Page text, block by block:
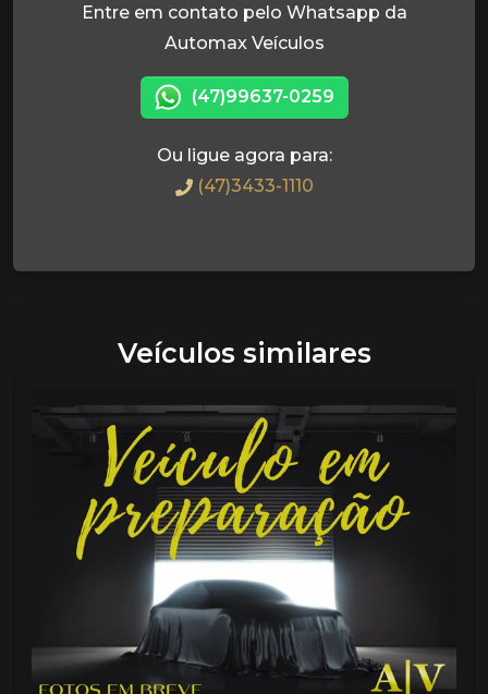
Entre em contato pelo Whatsapp da
Automax Veículos
(47)99637-0259
Ou ligue agora para:
(47)3433-1110
Veículos similares